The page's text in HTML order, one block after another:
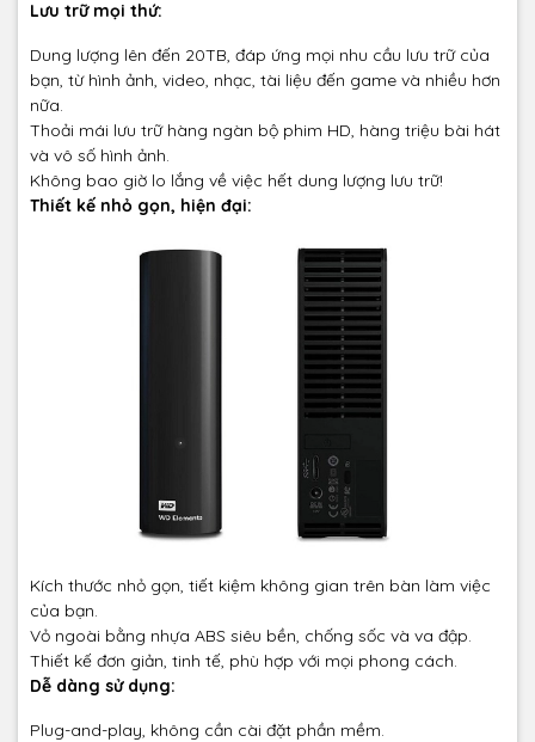
Lưu trữ mọi thứ:
Dung lượng lên đến 20TB, đáp ứng mọi nhu cầu lưu trữ của
bạn, từ hình ảnh, video, nhạc, tài liệu đến game và nhiều hơn
nữa.
Thoải mái lưu trữ hàng ngàn bộ phim HD, hàng triệu bài hát
và vô số hình ảnh.
Không bao giờ lo lắng về việc hết dung lượng lưu trữ!
Thiết kế nhỏ gọn, hiện đại:
Kích thước nhỏ gọn, tiết kiệm không gian trên bàn làm việc
của bạn.
Vỏ ngoài bằng nhựa ABS siêu bền, chống sốc và va đập.
Thiết kế đơn giản, tinh tế, phù hợp với mọi phong cách.
Dễ dàng sử dụng:
Plug-and-play, không cần cài đặt phần mềm.